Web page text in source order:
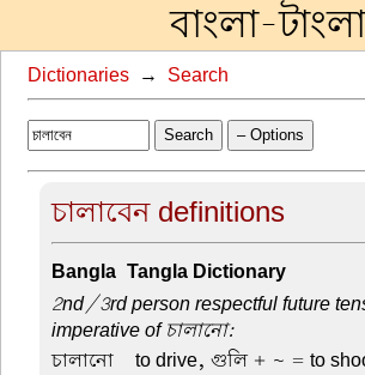
বাংলা-টাংলা
Dictionaries → Search
Search – Options
চালাবেন definitions
Bangla-Tangla Dictionary
2nd/3rd person respectful future
imperative of চালানো:
চালানো –to drive, গুলি + ~ = to